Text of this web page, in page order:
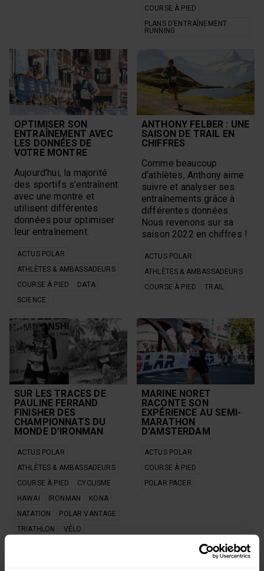
COURSE À PIED
PLANS D’ENTRAÎNEMENT
RUNNING
OPTIMISER SON
ENTRAÎNEMENT AVEC
LES DONNÉES DE
VOTRE MONTRE
Aujourd’hui, la majorité
des sportifs s’entraînent
avec une montre et
utilisent différentes
données pour optimiser
leur entraînement.
ACTUS POLAR
ATHLÈTES & AMBASSADEURS
COURSE À PIED
DATA
SCIENCE
ANTHONY FELBER : UNE
SAISON DE TRAIL EN
CHIFFRES
Comme beaucoup
d’athlètes, Anthony aime
suivre et analyser ses
entraînements grâce à
différentes données.
Nous revenons sur sa
saison 2022 en chiffres !
ACTUS POLAR
ATHLÈTES & AMBASSADEURS
COURSE À PIED
TRAIL
SUR LES TRACES DE
PAULINE FERRAND
FINISHER DES
CHAMPIONNATS DU
MONDE D’IRONMAN
ACTUS POLAR
ATHLÈTES & AMBASSADEURS
COURSE À PIED
CYCLISME
HAWAI
IRONMAN
KONA
NATATION
POLAR VANTAGE
TRIATHLON
VÉLO
MARINE NORET
RACONTE SON
EXPÉRIENCE AU SEMI-
MARATHON
D’AMSTERDAM
ACTUS POLAR
COURSE À PIED
POLAR PACER